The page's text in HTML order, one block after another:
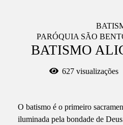
PARÓQUIA SÃO
BATISMO
627 visualizações
O batismo é o primeiro
iluminada pela bondade de